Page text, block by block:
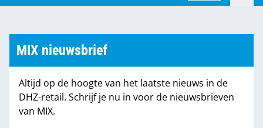
DHZ Sessie
Marktcijfers
Partners
MIX nieuwsbrief
Altijd op de hoogte van het laatste nieuws in de
DHZ-retail. Schrijf je nu in voor de nieuwsbrieven
van MIX.